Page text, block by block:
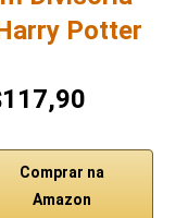
Potter
Comprar na
Amazon